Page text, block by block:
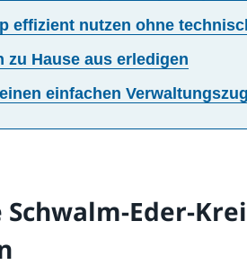
effizient nutzen ohne
zu Hause aus erledigen
einfachen
Eder-